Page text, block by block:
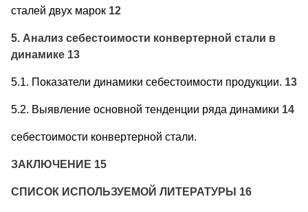
сталей двух марок 12
5. Анализ себестоимости конвертерной стали в
динамике 13
5.1. Показатели динамики себестоимости продукции. 13
5.2. Выявление основной тенденции ряда динамики 14
себестоимости конвертерной стали.
ЗАКЛЮЧЕНИЕ 15
СПИСОК ИСПОЛЬЗУЕМОЙ ЛИТЕРАТУРЫ 16